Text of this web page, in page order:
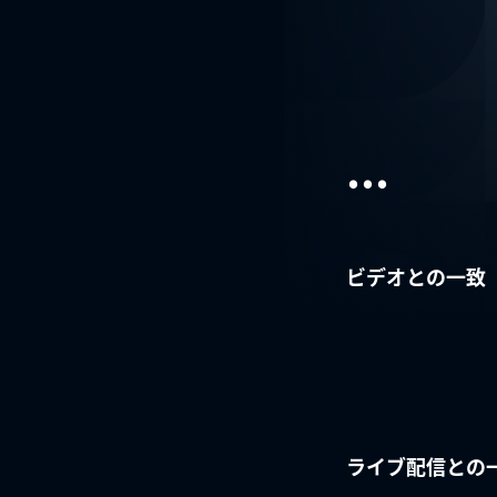
...
ビデオとの一致
ライブ配信との